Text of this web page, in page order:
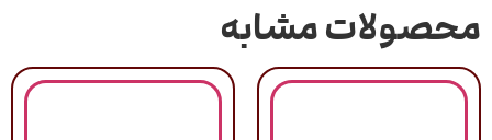
محصولات مشابه